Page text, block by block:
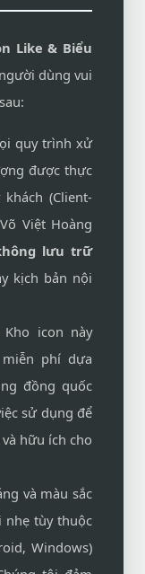
Like & Biểu
dùng vui
quy trình xử
được thực
(Client-
Việt Hoàng
lưu trữ
kịch bản nội
Kho icon này
phí dựa
đồng quốc
sử dụng để
hữu ích cho
và màu sắc
nhẹ tùy thuộc
Windows)